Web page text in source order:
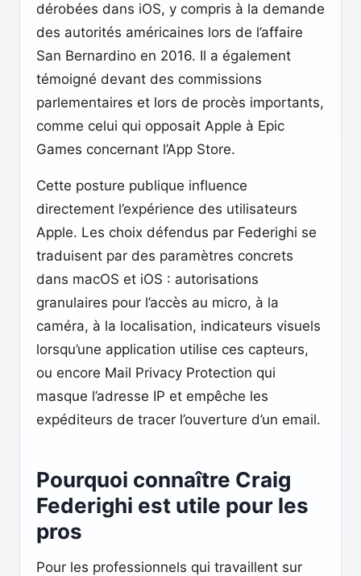
dérobées dans iOS, y compris à la demande
des autorités américaines lors de l’affaire
San Bernardino en 2016. Il a également
témoigné devant des commissions
parlementaires et lors de procès importants,
comme celui qui opposait Apple à Epic
Games concernant l’App Store.
Cette posture publique influence
directement l’expérience des utilisateurs
Apple. Les choix défendus par Federighi se
traduisent par des paramètres concrets
dans macOS et iOS : autorisations
granulaires pour l’accès au micro, à la
caméra, à la localisation, indicateurs visuels
lorsqu’une application utilise ces capteurs,
ou encore Mail Privacy Protection qui
masque l’adresse IP et empêche les
expéditeurs de tracer l’ouverture d’un email.
Pourquoi connaître Craig
Federighi est utile pour les
pros
Pour les professionnels qui travaillent sur